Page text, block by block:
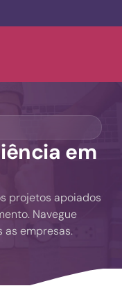
em
projetos apoiados
Navegue
as empresas.